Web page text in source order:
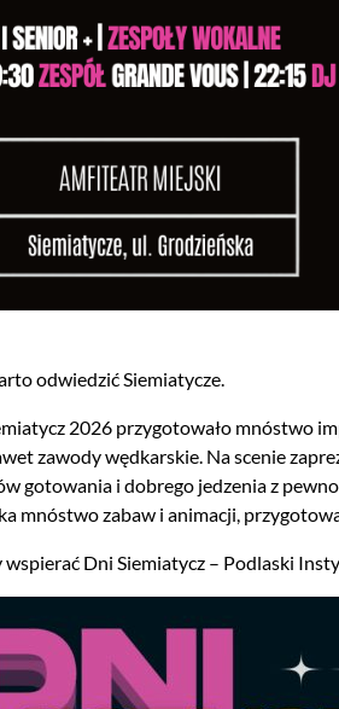
odwiedzić Siemiatycze.
2026 przygotowało mnóstwo
zawody wędkarskie. Na scenie
gotowania i dobrego jedzenia z
mnóstwo zabaw i animacji,
wspierać Dni Siemiatycz – Podlaski